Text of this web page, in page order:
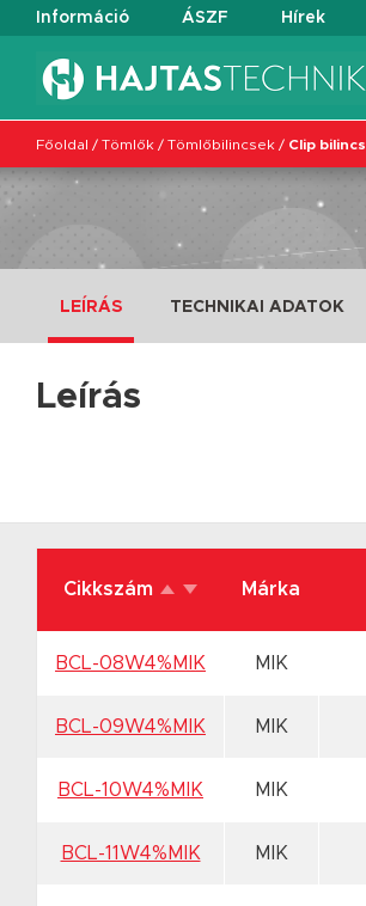
Információ ÁSZF Hírek
Főoldal / Tömlők / Tömlőbilincsek / Clip bilincs
LEÍRÁS TECHNIKAI ADATOK
Leírás
Cikkszám Márka
BCL-08W4%MIK MIK
BCL-09W4%MIK MIK
BCL-10W4%MIK MIK
BCL-11W4%MIK MIK